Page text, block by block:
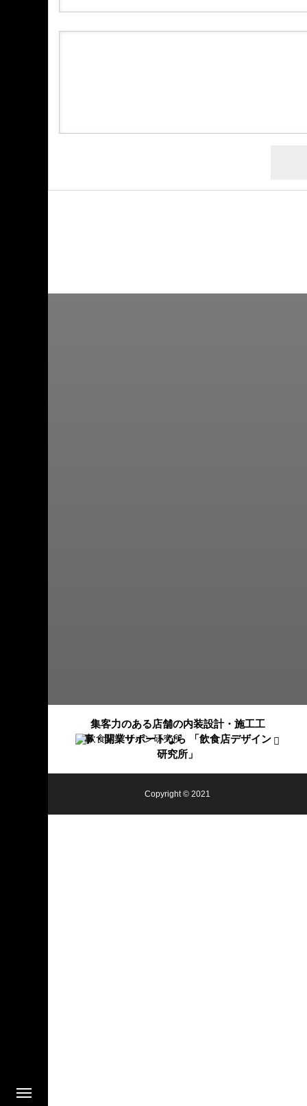
集客力のある店舗の内装設計・施工工
事・開業サポートなら 「飲食店デザイン
研究所」
Copyright © 2021